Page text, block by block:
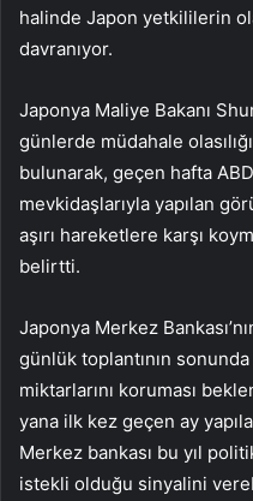
halinde Japon yetkililerin
davranıyor.
Japonya Maliye Bakanı
günlerde müdahale
bulunarak, geçen hafta
mevkidaşlarıyla yapılan
aşırı hareketlere karşı
belirtti.
Japonya Merkez
günlük toplantının
miktarlarını koruması
yana ilk kez geçen ay
Merkez bankası bu yıl
istekli olduğu sinyalini